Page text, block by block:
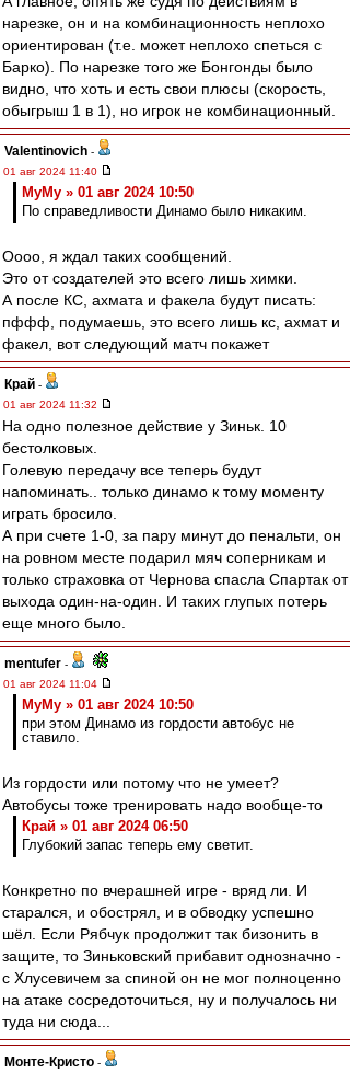
нарезке, он и на комбинационность неплохо
ориентирован (т.е. может неплохо спеться с
Барко). По нарезке того же Бонгонды было
видно, что хоть и есть свои плюсы (скорость,
обыгрыш 1 в 1), но игрок не комбинационный.
Valentinovich -
01 авг 2024 11:40
МуМу » 01 авг 2024 10:50
По справедливости Динамо было никаким.
Оооо, я ждал таких сообщений.
Это от создателей это всего лишь химки.
А после КС, ахмата и факела будут писать:
пффф, подумаешь, это всего лишь кс, ахмат и
факел, вот следующий матч покажет
Край -
01 авг 2024 11:32
На одно полезное действие у Зиньк. 10
бестолковых.
Голевую передачу все теперь будут
напоминать.. только динамо к тому моменту
играть бросило.
А при счете 1-0, за пару минут до пенальти, он
на ровном месте подарил мяч соперникам и
только страховка от Чернова спасла Спартак от
выхода один-на-один. И таких глупых потерь
еще много было.
mentufer -
01 авг 2024 11:04
МуМу » 01 авг 2024 10:50
при этом Динамо из гордости автобус не
ставило.
Из гордости или потому что не умеет?
Автобусы тоже тренировать надо вообще-то
Край » 01 авг 2024 06:50
Глубокий запас теперь ему светит.
Конкретно по вчерашней игре - вряд ли. И
старался, и обострял, и в обводку успешно
шёл. Если Рябчук продолжит так бизонить в
защите, то Зиньковский прибавит однозначно -
с Хлусевичем за спиной он не мог полноценно
на атаке сосредоточиться, ну и получалось ни
туда ни сюда...
Монте-Кристо -